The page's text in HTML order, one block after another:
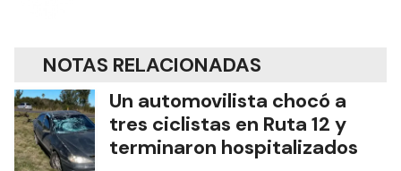
NOTAS RELACIONADAS
Un automovilista chocó a
tres ciclistas en Ruta 12 y
terminaron hospitalizados